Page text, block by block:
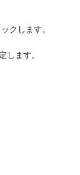
クします。
します。